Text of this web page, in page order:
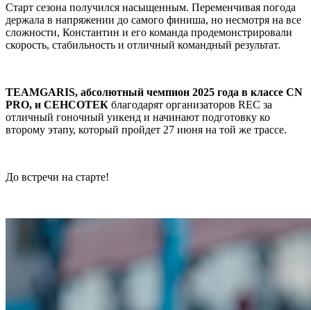
Старт сезона получился насыщенным. Переменчивая погода
держала в напряжении до самого финиша, но несмотря на все
сложности, Константин и его команда продемонстрировали
скорость, стабильность и отличный командный результат.
TEAMGARIS, абсолютный чемпион 2025 года в классе CN
PRO, и СЕНСОТЕК благодарят организаторов REC за
отличный гоночный уикенд и начинают подготовку ко
второму этапу, который пройдет 27 июня на той же трассе.
До встречи на старте!